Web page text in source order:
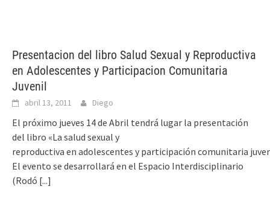
Presentacion del libro Salud Sexual y Reproductiva
en Adolescentes y Participacion Comunitaria
Juvenil
abril 13, 2011 Diego
El próximo jueves 14 de Abril tendrá lugar la presentación
del libro «La salud sexual y
reproductiva en adolescentes y participación comunitaria
El evento se desarrollará en el Espacio Interdisciplinario
(Rodó [...]